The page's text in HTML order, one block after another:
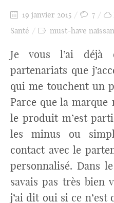
19 janvier 2015 7
Santé
must-have
Je vous l’ai
partenariats que
qui me touchent un
Parce que la marque
le produit m’est
les minus ou
contact avec le
personnalisé. Dans
savais pas très bien
j’ai dit oui si ce